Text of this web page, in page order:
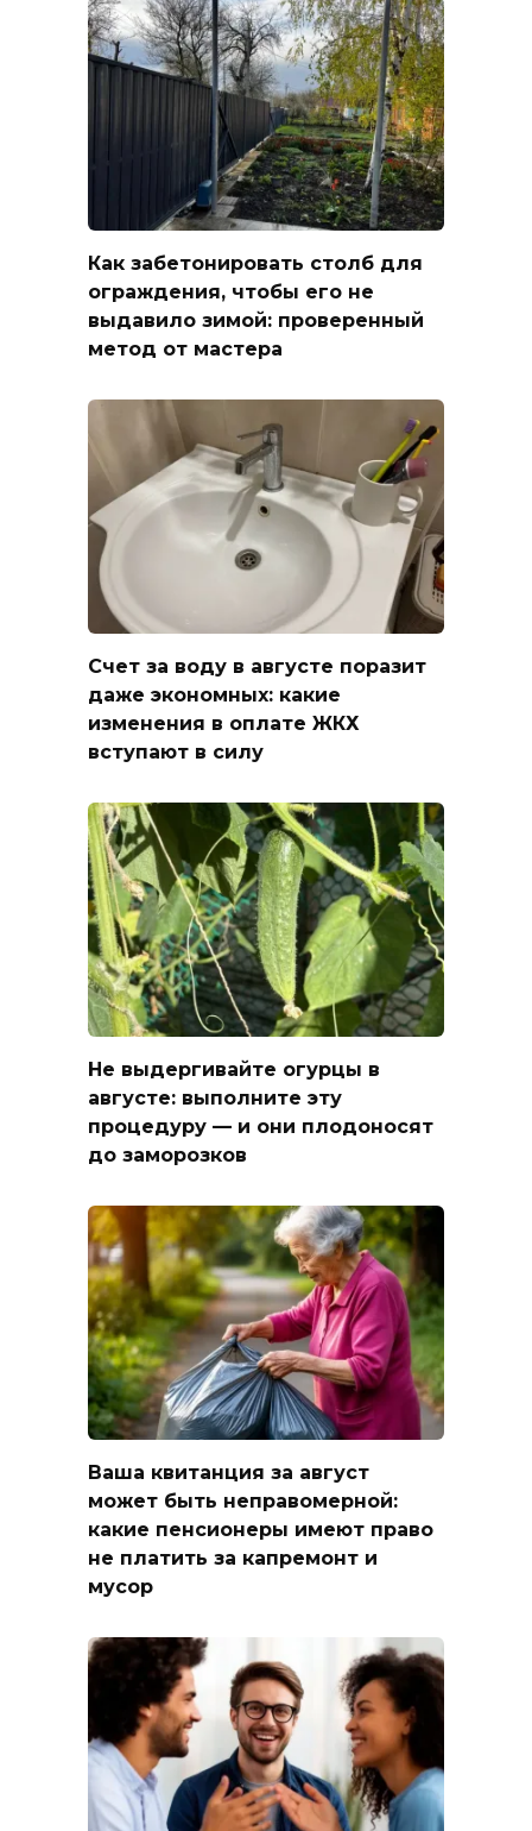
Как забетонировать столб для
ограждения, чтобы его не
выдавило зимой: проверенный
метод от мастера
Счет за воду в августе поразит
даже экономных: какие
изменения в оплате ЖКХ
вступают в силу
Не выдергивайте огурцы в
августе: выполните эту
процедуру — и они плодоносят
до заморозков
Ваша квитанция за август
может быть неправомерной:
какие пенсионеры имеют право
не платить за капремонт и
мусор